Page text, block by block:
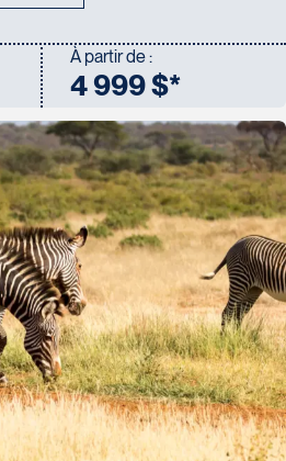
À partir de :
4 999 $*